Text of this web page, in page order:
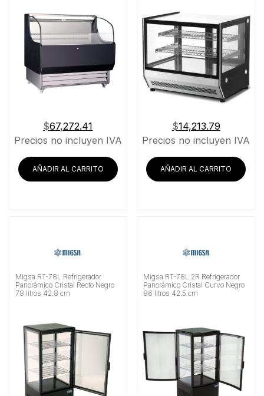
$67,272.41
Precios no incluyen IVA
AÑADIR AL CARRITO
$14,213.79
Precios no incluyen IVA
AÑADIR AL CARRITO
Migsa RT-78L Refrigerador
Panorámico Cristal Recto Negro
78 litros 42.8 cm
Migsa RT-78L 2R Refrigerador
Panorámico Cristal Curvo Negro
86 litros 42.5 cm